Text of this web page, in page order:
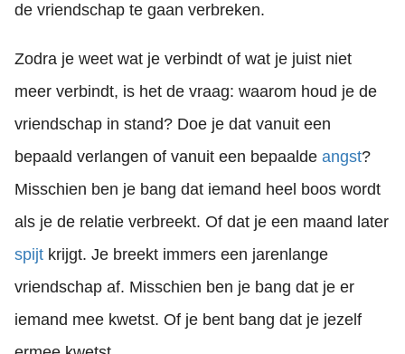
de vriendschap te gaan verbreken.
Zodra je weet wat je verbindt of wat je juist niet
meer verbindt, is het de vraag: waarom houd je de
vriendschap in stand? Doe je dat vanuit een
bepaald verlangen of vanuit een bepaalde angst?
Misschien ben je bang dat iemand heel boos wordt
als je de relatie verbreekt. Of dat je een maand later
spijt krijgt. Je breekt immers een jarenlange
vriendschap af. Misschien ben je bang dat je er
iemand mee kwetst. Of je bent bang dat je jezelf